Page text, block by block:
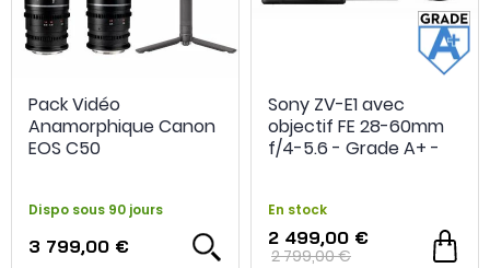
Pack Vidéo
Anamorphique Canon
EOS C50
Dispo sous 90 jours
3 799,00 €
Sony ZV-E1 avec
objectif FE 28-60mm
f/4-5.6 - Grade A+ -
En stock
2 499,00 €
2 799,00 €